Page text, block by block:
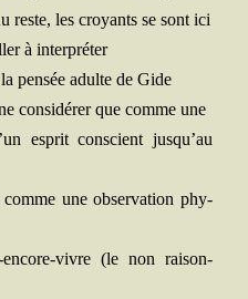
reste, les croyants se sont ici
à interpréter
pen­sée adulte de Gide
consi­dé­rer que comme une
esprit conscient jusqu’au
une obser­va­tion phy­
vivre (le non rai­son­